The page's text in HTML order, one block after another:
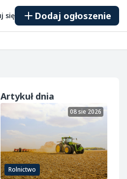
się Dodaj ogłoszenie
Artykuł dnia
Rolnictwo
08 sie 2026